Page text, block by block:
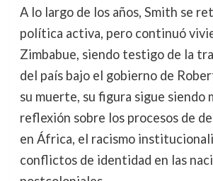
A lo largo de los años, Smith se
política activa, pero continuó
Zimbabue, siendo testigo de la
del país bajo el gobierno de
su muerte, su figura sigue siendo
reflexión sobre los procesos de
en África, el racismo
conflictos de identidad en las